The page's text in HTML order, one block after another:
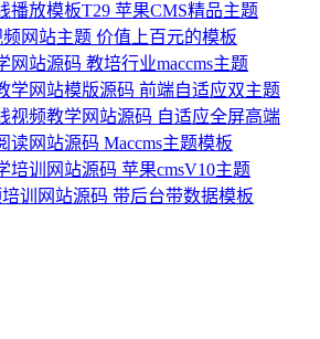
播放模板T29 苹果CMS精品主题
频网站主题 价值上百元的模板
网站源码 教培行业maccms主题
学网站模版源码 前端自适应双主题
视频教学网站源码 自适应全屏高端
读网站源码 Maccms主题模板
培训网站源码 苹果cmsV10主题
训网站源码 带后台带数据模板